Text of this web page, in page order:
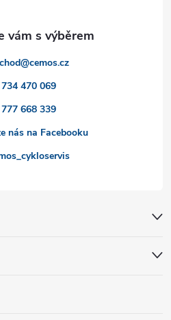
@cemos.cz
734 470 069
777 668 339
nás na Facebooku